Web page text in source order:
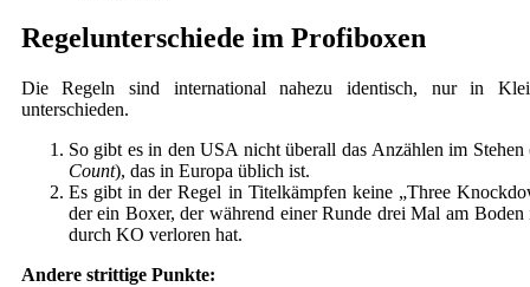
Regelunterschiede im Profiboxen
Die Regeln sind international nahezu identisch, nur in
unterschieden.
So gibt es in den USA nicht überall das Anzählen im Stehen
Count), das in Europa üblich ist.
Es gibt in der Regel in Titelkämpfen keine „Three
der ein Boxer, der während einer Runde drei Mal am
durch KO verloren hat.
Andere strittige Punkte: